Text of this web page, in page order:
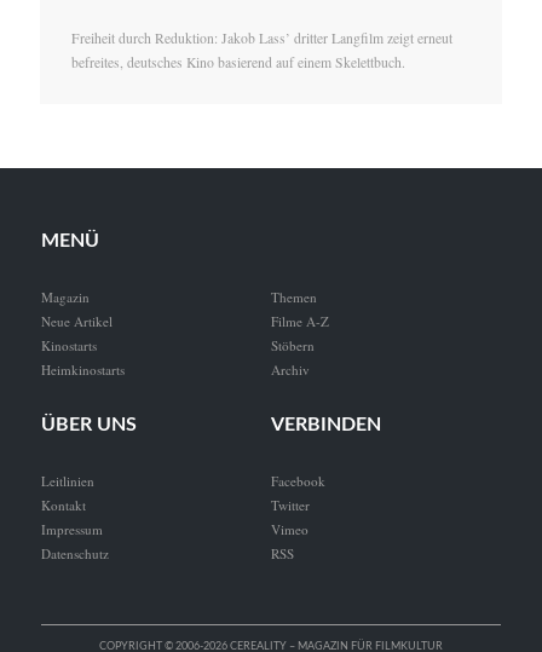
Freiheit durch Reduktion: Jakob Lass’ dritter Langfilm zeigt erneut
befreites, deutsches Kino basierend auf einem Skelettbuch.
MENÜ
Magazin
Neue Artikel
Kinostarts
Heimkinostarts
Themen
Filme A-Z
Stöbern
Archiv
ÜBER UNS
Leitlinien
Kontakt
Impressum
Datenschutz
VERBINDEN
Facebook
Twitter
Vimeo
RSS
COPYRIGHT © 2006-2026 CEREALITY – MAGAZIN FÜR FILMKULTUR